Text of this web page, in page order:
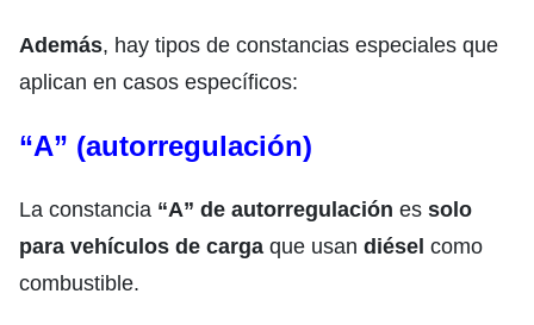
Además, hay tipos de constancias especiales que
aplican en casos específicos:
“A” (autorregulación)
La constancia “A” de autorregulación es solo
para vehículos de carga que usan diésel como
combustible.